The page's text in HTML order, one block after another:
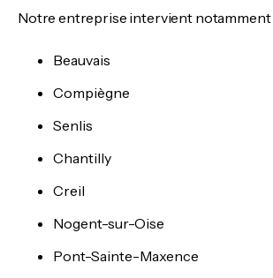
Notre entreprise intervient notamment
Beauvais
Compiègne
Senlis
Chantilly
Creil
Nogent-sur-Oise
Pont-Sainte-Maxence